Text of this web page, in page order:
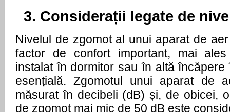
3. Considerații legate de
Nivelul de zgomot al unui aparat de
factor de confort important, mai
instalat în dormitor sau în altă
esențială. Zgomotul unui aparat de
măsurat în decibeli (dB) și, de obicei,
de zgomot mai mic de 50 dB este